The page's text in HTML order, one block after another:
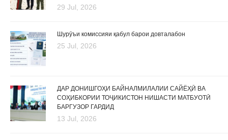
29 Jul, 2026
Шурӯъи комиссияи қабул барои довталабон
25 Jul, 2026
ДАР ДОНИШГОҲИ БАЙНАЛМИЛАЛИИ САЙЁҲӢ ВА
СОҲИБКОРИИ ТОҶИКИСТОН НИШАСТИ МАТБУОТӢ
БАРГУЗОР ГАРДИД
13 Jul, 2026